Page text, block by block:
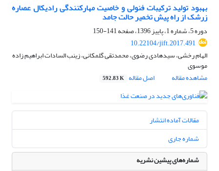
بهبود تولید ترکیبات فنولی و خاصیت مهارکنندگی رادیکال عصاره‌
زرشک از راه پیش تخمیر حالت جامد
دوره 5، شماره 1، پاییز 1396، صفحه
141-150
10.22104/jift.2017.491
الهام رخشی، سیدهادی رضوی، محمدتقی گلمکانی، زینب السادات ابراهیم زاده
موسوی
مشاهده مقاله
اصل مقاله 592.83 K
مقالات آماده انتشار
شماره جاری
شماره‌های پیشین نشریه